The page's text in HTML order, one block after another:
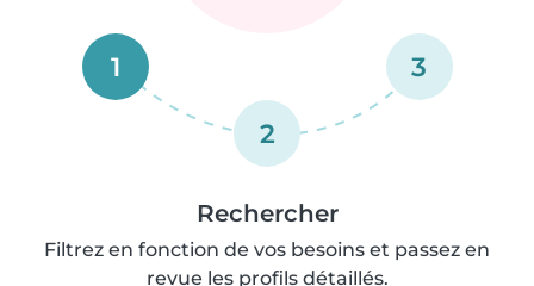
1
2
3
Rechercher
Filtrez en fonction de vos besoins et passez en
revue les profils détaillés.